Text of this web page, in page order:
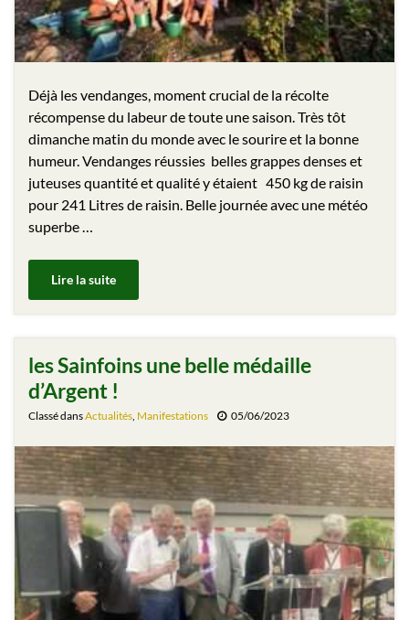
Déjà les vendanges, moment crucial de la récolte
récompense du labeur de toute une saison. Très tôt
dimanche matin du monde avec le sourire et la bonne
humeur. Vendanges réussies belles grappes denses et
juteuses quantité et qualité y étaient 450 kg de raisin
pour 241 Litres de raisin. Belle journée avec une météo
superbe …
Lire la suite
les Sainfoins une belle médaille
d’Argent !
Classé dansActualités, Manifestations 05/06/2023